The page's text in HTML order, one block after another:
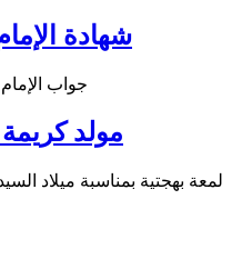
شهادة
جواب
مولد
لمعة بهجتية بمناسبة ميلاد